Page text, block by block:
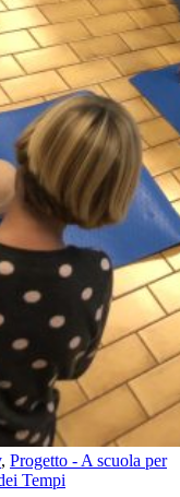
, Progetto - A scuola per
Tempi